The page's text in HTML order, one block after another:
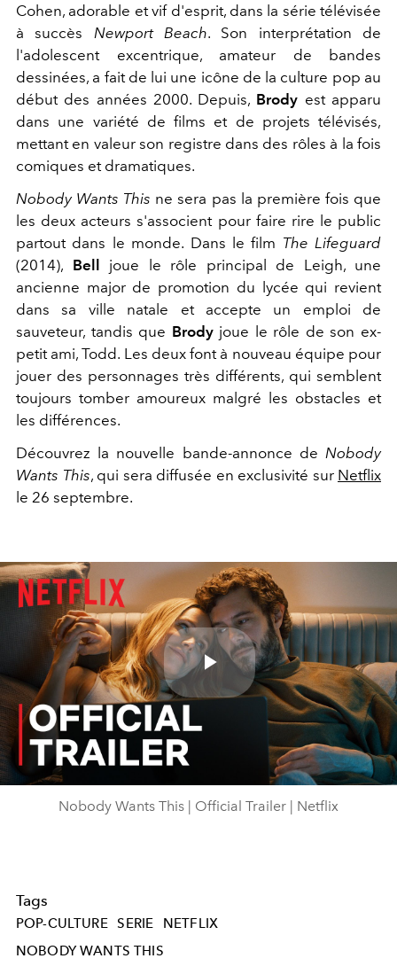
Cohen, adorable et vif d'esprit, dans la série télévisée
à succès Newport Beach. Son interprétation de
l'adolescent excentrique, amateur de bandes
dessinées, a fait de lui une icône de la culture pop au
début des années 2000. Depuis, Brody est apparu
dans une variété de films et de projets télévisés,
mettant en valeur son registre dans des rôles à la fois
comiques et dramatiques.
Nobody Wants This ne sera pas la première fois que
les deux acteurs s'associent pour faire rire le public
partout dans le monde. Dans le film The Lifeguard
(2014), Bell joue le rôle principal de Leigh, une
ancienne major de promotion du lycée qui revient
dans sa ville natale et accepte un emploi de
sauveteur, tandis que Brodyjoue le rôle de son ex-
petit ami, Todd. Les deux font à nouveau équipe pour
jouer des personnages très différents, qui semblent
toujours tomber amoureux malgré les obstacles et
les différences.
Découvrez la nouvelle bande-annonce de Nobody
Wants This, qui sera diffusée en exclusivité sur Netflix
le 26 septembre.
Play
Video
Nobody Wants This | Official Trailer | Netflix
Tags
POP-CULTURE SERIE
NETFLIX
NOBODY WANTS THIS